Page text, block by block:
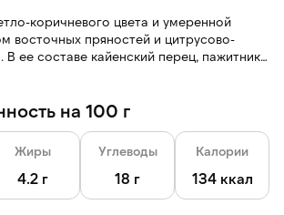
коричневого цвета и умеренной
восточных пряностей и цитрусово-
ее составе кайенский перец, пажитник,
для приготовления желтого карри-
в блюда из курицы, рыбы, морепродуктов,
овощей.
герметичный пакет, угол которого
необходимое количество.
на 100 г
Жиры
4.2 г
Углеводы
18 г
Калории
134 ккал